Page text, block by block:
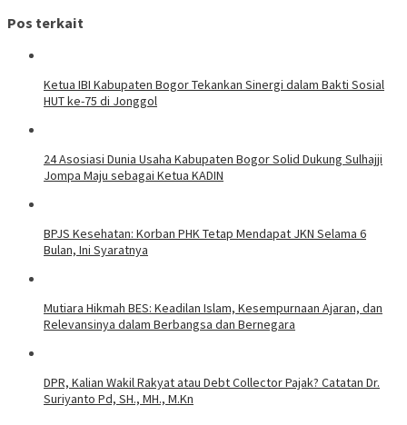
Pos terkait
Ketua IBI Kabupaten Bogor Tekankan Sinergi dalam Bakti Sosial
HUT ke-75 di Jonggol
24 Asosiasi Dunia Usaha Kabupaten Bogor Solid Dukung Sulhajji
Jompa Maju sebagai Ketua KADIN
BPJS Kesehatan: Korban PHK Tetap Mendapat JKN Selama 6
Bulan, Ini Syaratnya
Mutiara Hikmah BES: Keadilan Islam, Kesempurnaan Ajaran, dan
Relevansinya dalam Berbangsa dan Bernegara
DPR, Kalian Wakil Rakyat atau Debt Collector Pajak? Catatan Dr.
Suriyanto Pd, SH., MH., M.Kn